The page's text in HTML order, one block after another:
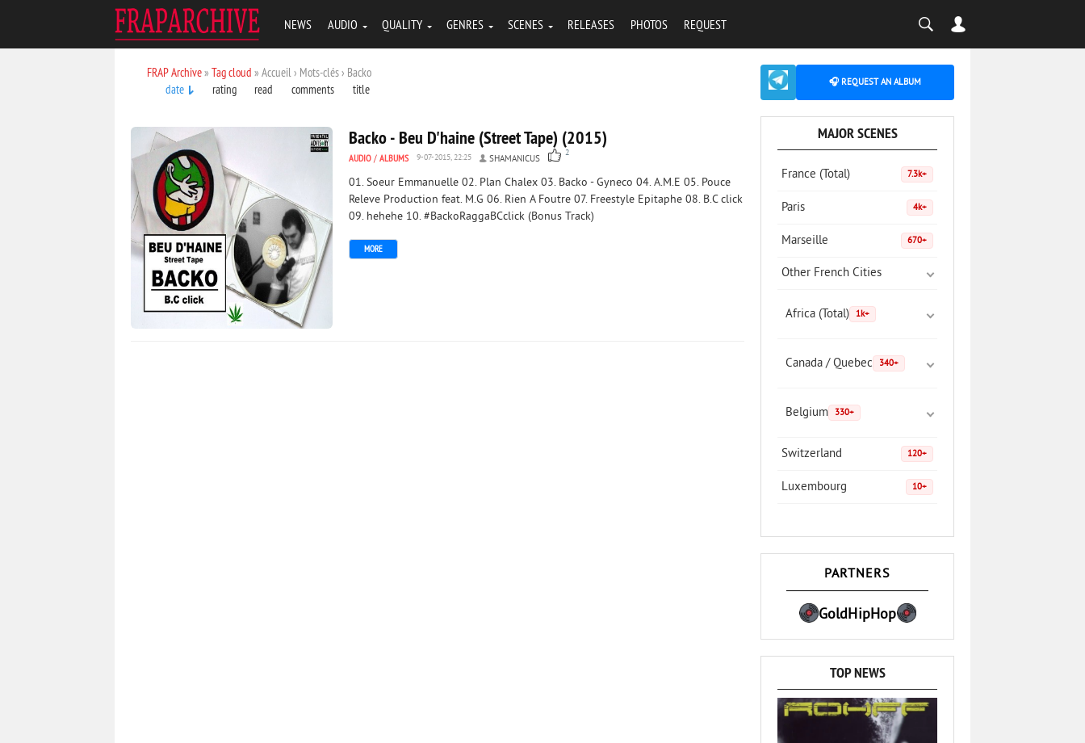
NEWS AUDIO QUALITY GENRES SCENES RELEASES PHOTOS REQUEST
FRAP Archive» Tag cloud » Accueil › Mots-clés › Backo
date
rating read comments title
Backo - Beu D'haine (Street Tape) (2015)
AUDIO / ALBUMS 9-07-2015, 22:25 SHAMANICUS
2
01. Soeur Emmanuelle 02. Plan Chalex 03. Backo - Gyneco 04. A.M.E 05. Pouce
Releve Production feat. M.G 06. Rien A Foutre 07. Freestyle Epitaphe 08. B.C click
09. hehehe 10. #BackoRaggaBCclick (Bonus Track)
MORE
🎧 REQUEST AN ALBUM
MAJOR SCENES
France (Total) 7.3k+
Paris 4k+
Marseille 670+
Other French Cities
Africa (Total) 1k+
Canada / Quebec 340+
Belgium 330+
Switzerland 120+
Luxembourg 10+
PARTNERS
GoldHipHop
TOP NEWS